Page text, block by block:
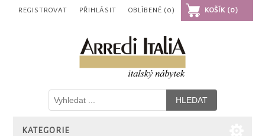
REGISTROVAT PŘIHLÁSIT OBLÍBENÉ (0) KOŠÍK (0)
KATEGORIE